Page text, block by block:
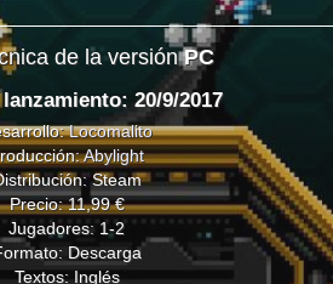
de la versiónPC
lanzamiento: 20/9/2017
Locomalito
Abylight
Steam
Precio: 11,99 €
Jugadores: 1-2
Descarga
Textos: Inglés